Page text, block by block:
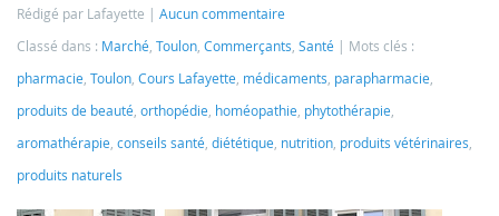
Rédigé par Lafayette
Aucun commentaire
Classé dans : Marché, Toulon, Commerçants, Santé
Mots clés :
pharmacie, Toulon, Cours Lafayette, médicaments, parapharmacie,
produits de beauté, orthopédie, homéopathie, phytothérapie,
aromathérapie, conseils santé, diététique, nutrition, produits vétérinaires,
produits naturels